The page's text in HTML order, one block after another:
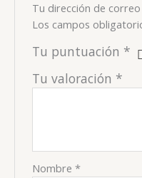
Tu dirección de
Los campos
Tu puntuación *
Tu valoración *
Nombre*